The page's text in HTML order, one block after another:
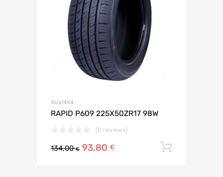
SUV/4X4
RAPID P609 225X50ZR17 98W
(0 reviews)
134,00€ 93,80 €